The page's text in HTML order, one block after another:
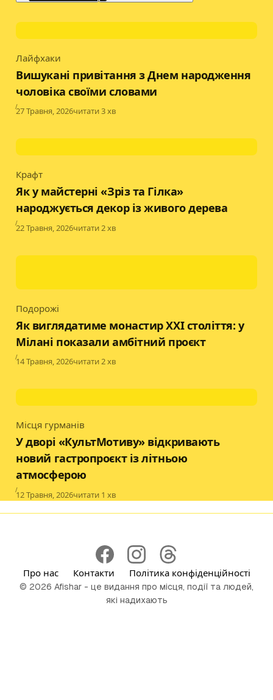
Category
Лайфхаки
Вишукані привітання з Днем народження
чоловіка своїми словами
Published
27 Травня, 2026читати 3 хв
Category
Крафт
Як у майстерні «Зріз та Гілка»
народжується декор із живого дерева
Published
22 Травня, 2026читати 2 хв
Category
Подорожі
Як виглядатиме монастир XXI століття: у
Мілані показали амбітний проєкт
Published
14 Травня, 2026читати 2 хв
Category
Місця гурманів
У дворі «КультМотиву» відкривають
новий гастропроєкт із літньою
атмосферою
Published
12 Травня, 2026читати 1 хв
Про нас Контакти Політика конфіденційності
© 2026 Afishar - це видання про місця, події та людей,
які надихають